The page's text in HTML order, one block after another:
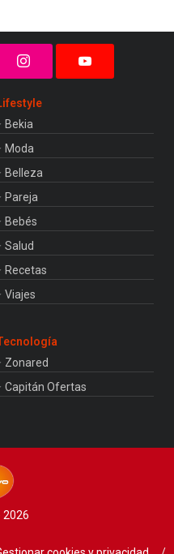
Bekia
Moda
Belleza
Pareja
Bebés
Salud
Recetas
Viajes
Zonared
Capitán Ofertas